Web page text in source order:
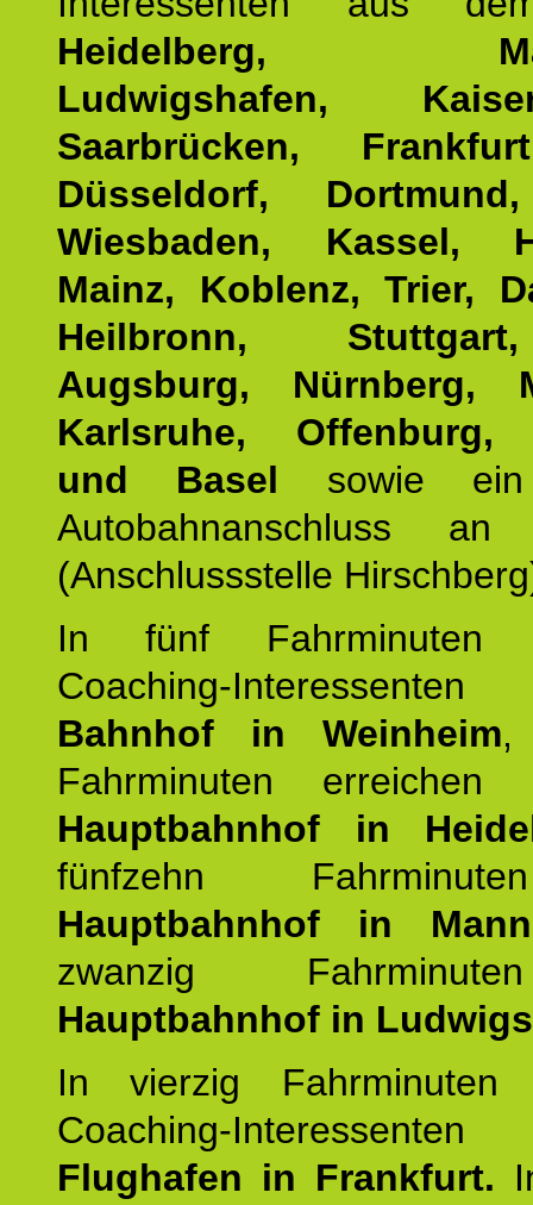
Heidelberg,
Ludwigshafen,
Saarbrücken,
Düsseldorf,
Wiesbaden, Kassel,
Mainz, Koblenz, Trier,
Heilbronn,
Augsburg, Nürnberg,
Karlsruhe, Offenburg,
und Basel sowie ein
Autobahnanschluss
(Anschlussstelle
In fünf Fahrminuten
Coaching-
Bahnhof in Weinheim,
Fahrminuten
Hauptbahnhof in
fünfzehn
Hauptbahnhof in
zwanzig
Hauptbahnhof in
In vierzig Fahrminuten
Coaching-
Flughafen in Frankfurt.